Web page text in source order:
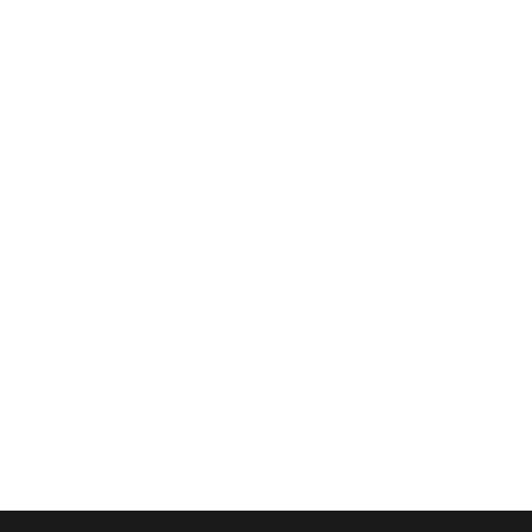
chaleur en pleine charge. C’est typiquement le
pure, pas sur un usage “tranquille”.
de partir de quelques points simples :
charge” avec tout le reste de la prépa